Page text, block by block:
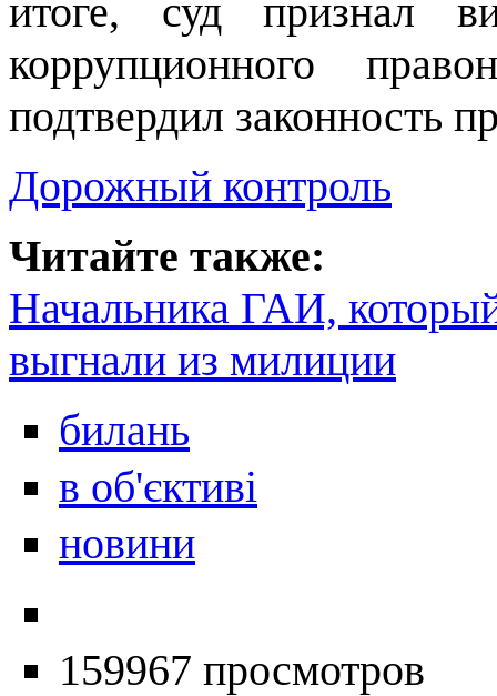
итоге, суд признал
коррупционного
подтвердил законность
Дорожный контроль
Читайте также:
Начальника ГАИ,
выгнали из милиции
билань
в об'єктиві
новини
159967 просмотров